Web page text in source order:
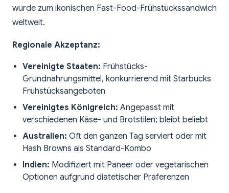
wurde zum ikonischen Fast-Food-Frühstückssandwich
weltweit.
Regionale Akzeptanz:
Vereinigte Staaten: Frühstücks-
Grundnahrungsmittel, konkurrierend mit Starbucks
Frühstücksangeboten
Vereinigtes Königreich: Angepasst mit
verschiedenen Käse- und Brotstilen; bleibt beliebt
Australien: Oft den ganzen Tag serviert oder mit
Hash Browns als Standard-Kombo
Indien: Modifiziert mit Paneer oder vegetarischen
Optionen aufgrund diätetischer Präferenzen